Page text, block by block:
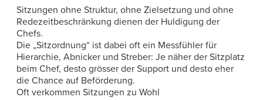
Sitzungen ohne Struktur, ohne Zielsetzung und ohne
Redezeitbeschränkung dienen der Huldigung der
Chefs.
Die „Sitzordnung“ ist dabei oft ein Messfühler für
Hierarchie, Abnicker und Streber: Je näher der Sitzplatz
beim Chef, desto grösser der Support und desto eher
die Chance auf Beförderung.
Oft verkommen Sitzungen zu Wohl